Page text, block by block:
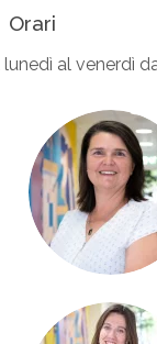
Orari
lunedì al venerdì